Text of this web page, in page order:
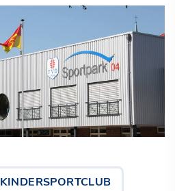
KINDERSPORTCLUB